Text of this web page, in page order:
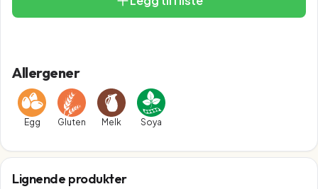
Allergener
Egg Gluten Melk Soya
Lignende produkter